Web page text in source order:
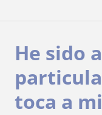
He sido
toca a